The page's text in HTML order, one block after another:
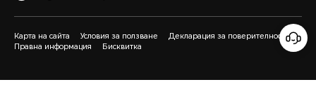
Карта на сайта Условия за ползване
Декларация за поверителност
Правна информация
Бисквитка